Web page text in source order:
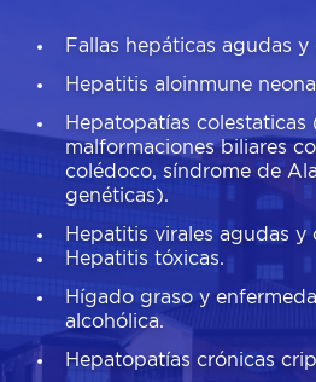
Fallas hepáticas agudas y
Hepatitis aloinmune
Hepatopatías colestaticas
malformaciones biliares
colédoco, síndrome de
genéticas).
Hepatitis virales agudas y
Hepatitis tóxicas.
Hígado graso y
alcohólica.
Hepatopatías crónicas